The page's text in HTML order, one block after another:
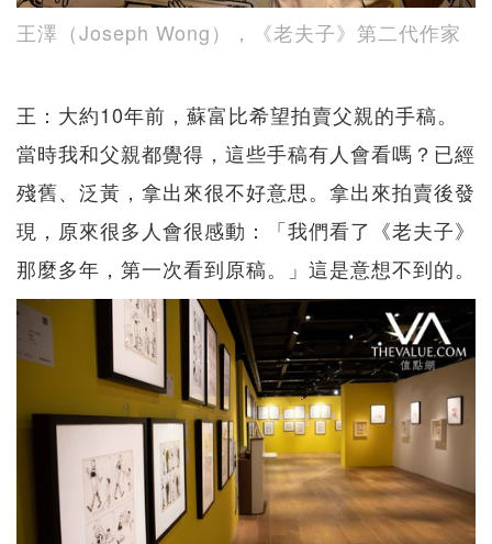
王澤（Joseph Wong），《老夫子》第二代作家
王：大約10年前，蘇富比希望拍賣父親的手稿。
當時我和父親都覺得，這些手稿有人會看嗎？已經
殘舊、泛黃，拿出來很不好意思。拿出來拍賣後發
現，原來很多人會很感動：「我們看了《老夫子》
那麼多年，第一次看到原稿。」這是意想不到的。